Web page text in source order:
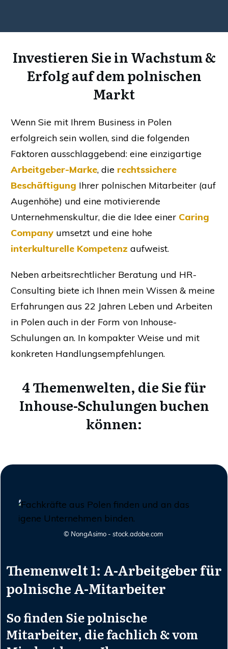
Investieren Sie in Wachstum &
Erfolg auf dem polnischen
Markt
Wenn Sie mit Ihrem Business in Polen
erfolgreich sein wollen, sind die folgenden
Faktoren ausschlaggebend: eine einzigartige
Arbeitgeber-Marke, die rechtssichere
Beschäftigung Ihrer polnischen Mitarbeiter (auf
Augenhöhe) und eine motivierende
Unternehmenskultur, die die Idee einer Caring
Company umsetzt und eine hohe
interkulturelle Kompetenz aufweist.
Neben arbeitsrechtlicher Beratung und HR-
Consulting biete ich Ihnen mein Wissen & meine
Erfahrungen aus 22 Jahren Leben und Arbeiten
in Polen auch in der Form von Inhouse-
Schulungen an. In kompakter Weise und mit
konkreten Handlungsempfehlungen.
4 Themenwelten, die Sie für
Inhouse-Schulungen buchen
können:
© NongAsimo - stock.adobe.com
Themenwelt 1: A-Arbeitgeber für
polnische A-Mitarbeiter
So finden Sie polnische
Mitarbeiter, die fachlich & vom